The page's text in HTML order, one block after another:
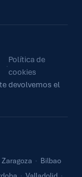
·
Política de
cookies
devolvemos el
Zaragoza · Bilbao